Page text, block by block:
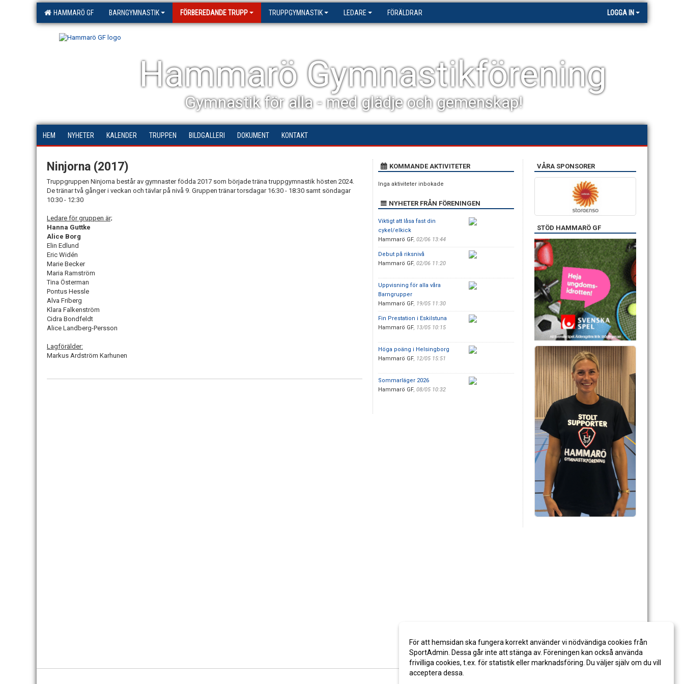
HAMMARÖ GF BARNGYMNASTIK FÖRBEREDANDE TRUPP TRUPPGYMNASTIK LEDARE FÖRÄLDRAR LOGGA IN
Hammarö Gymnastikförening
Gymnastik för alla - med glädje och gemenskap!
HEM NYHETER KALENDER TRUPPEN BILDGALLERI DOKUMENT KONTAKT
Ninjorna (2017)
Truppgruppen Ninjorna består av gymnaster födda 2017 som började träna truppgymnastik hösten 2024.
De tränar två gånger i veckan och tävlar på nivå 9. Gruppen tränar torsdagar 16:30 - 18:30 samt söndagar
10:30 - 12:30
Ledare för gruppen är;
Hanna Guttke
Alice Borg
Elin Edlund
Eric Widén
Marie Becker
Maria Ramström
Tina Österman
Pontus Hessle
Alva Friberg
Klara Falkenström
Cidra Bondfeldt
Alice Landberg-Persson
Lagförälder:
Markus Ardström Karhunen
KOMMANDE AKTIVITETER
Inga aktiviteter inbokade
NYHETER FRÅN FÖRENINGEN
Viktigt att låsa fast din
cykel/elkick
Hammarö GF, 02/06 13:44
Debut på riksnivå
Hammarö GF, 02/06 11:20
Uppvisning för alla våra
Barngrupper
Hammarö GF, 19/05 11:30
Fin Prestation i Eskilstuna
Hammarö GF, 13/05 10:15
Höga poäng i Helsingborg
Hammarö GF, 12/05 15:51
Sommarläger 2026
Hammarö GF, 08/05 10:32
VÅRA SPONSORER
STÖD HAMMARÖ GF
För att hemsidan ska fungera korrekt använder vi nödvändiga cookies från
SportAdmin. Dessa går inte att stänga av. Föreningen kan också använda
frivilliga cookies, t.ex. för statistik eller marknadsföring. Du väljer själv om du vill
acceptera dessa.